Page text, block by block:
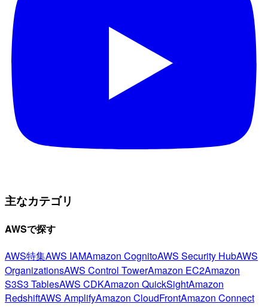
主なカテゴリ
AWSで探す
AWS特集AWS IAMAmazon CognitoAWS Security HubAWS
OrganizationsAWS Control TowerAmazon EC2Amazon
S3S3 TablesAWS CDKAmazon QuickSightAmazon
RedshiftAWS AmplifyAmazon CloudFrontAmazon Connect